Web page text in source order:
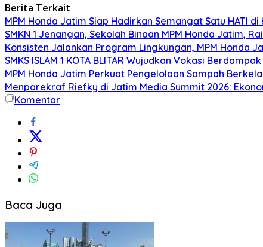
Berita Terkait
MPM Honda Jatim Siap Hadirkan Semangat Satu HATI
SMKN 1 Jenangan, Sekolah Binaan MPM Honda Jatim,
Konsisten Jalankan Program Lingkungan, MPM Honda
SMKS ISLAM 1 KOTA BLITAR Wujudkan Vokasi
MPM Honda Jatim Perkuat Pengelolaan Sampah
Menparekraf Riefky di Jatim Media Summit 2026:
Komentar
Baca Juga